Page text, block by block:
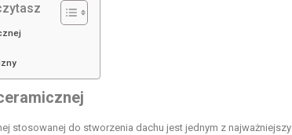
stosowanej do stworzenia dachu jest jednym z